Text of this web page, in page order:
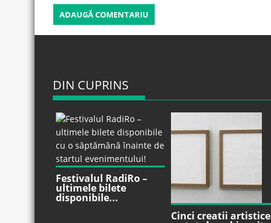
DIN CUPRINS
Festivalul RadiRo –
ultimele bilete
disponibile...
Cinci creatii artistice